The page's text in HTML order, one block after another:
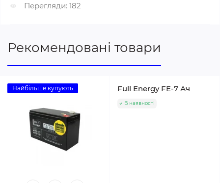
Перегляди: 182
Рекомендовані товари
Найбільше купують Full Energy FE-7 Ач
В наявності